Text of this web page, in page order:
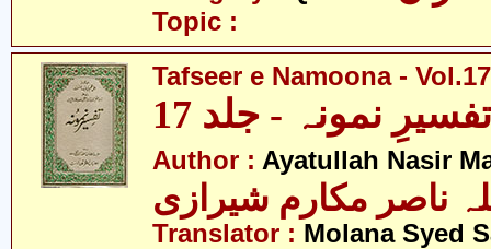
Topic :
Tafseer e Namoona - Vol.17
تفسیرِ نمونہ - جلد 17
Author : Ayatullah Nasir
ناصر مکارم شیرازی
Translator : Molana Syed